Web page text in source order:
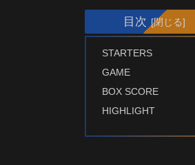
目次
STARTERS
GAME
BOX SCORE
HIGHLIGHT